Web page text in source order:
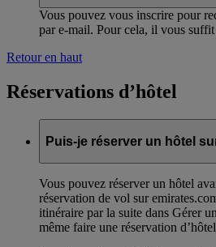
Vous pouvez vous inscrire pour
par e-mail. Pour cela, il vous
Retour en haut
Réservations d’hôtel
Puis-je réserver un hôtel
Vous pouvez réserver un hôtel
réservation de vol sur
itinéraire par la suite dans Gérer
même faire une réservation